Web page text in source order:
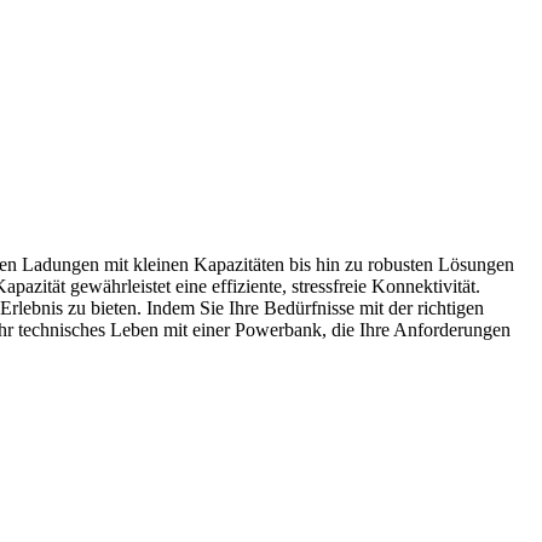
Ladungen mit kleinen Kapazitäten bis hin zu robusten Lösungen
gewährleistet eine effiziente, stressfreie Konnektivität.
zu bieten. Indem Sie Ihre Bedürfnisse mit der richtigen
technisches Leben mit einer Powerbank, die Ihre Anforderungen